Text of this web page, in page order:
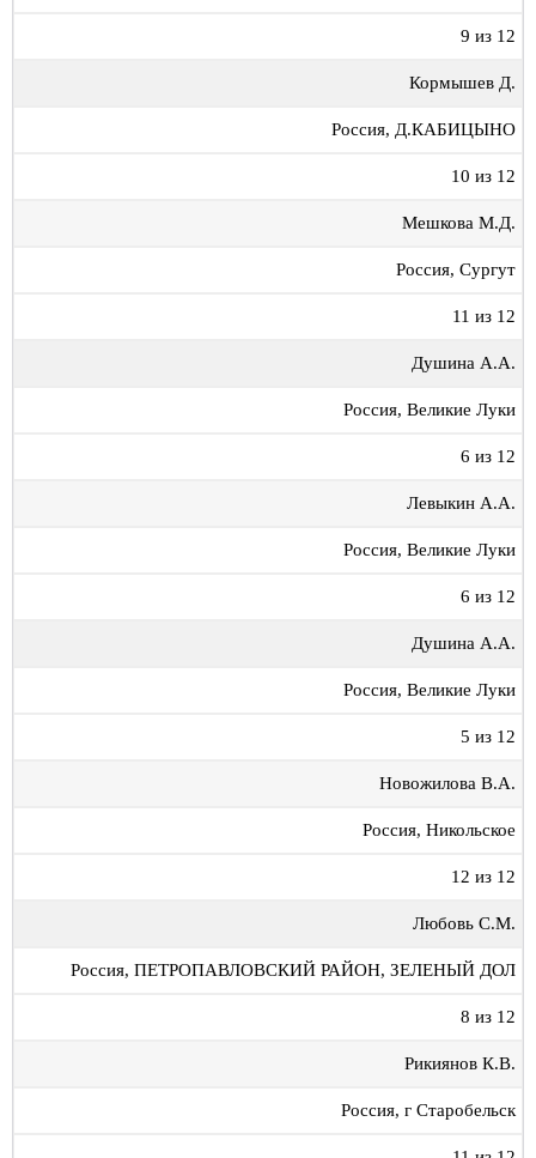
9 из 12
Кормышев Д.
Россия, Д.КАБИЦЫНО
10 из 12
Мешкова М.Д.
Россия, Сургут
11 из 12
Душина А.А.
Россия, Великие Луки
6 из 12
Левыкин А.А.
Россия, Великие Луки
6 из 12
Душина А.А.
Россия, Великие Луки
5 из 12
Новожилова В.А.
Россия, Никольское
12 из 12
Любовь С.М.
Россия, ПЕТРОПАВЛОВСКИЙ РАЙОН, ЗЕЛЕНЫЙ ДОЛ
8 из 12
Рикиянов К.В.
Россия, г Старобельск